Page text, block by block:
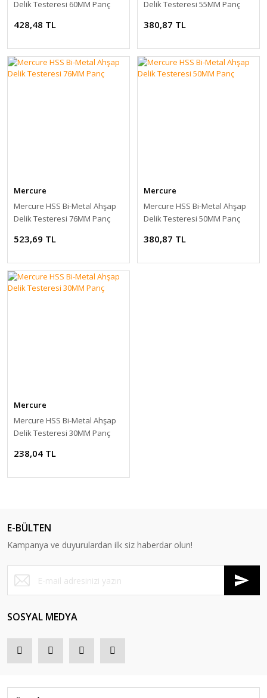
Delik Testeresi 60MM Panç
428,48 TL
Delik Testeresi 55MM Panç
380,87 TL
Mercure
Mercure HSS Bi-Metal Ahşap
Delik Testeresi 76MM Panç
523,69 TL
Mercure
Mercure HSS Bi-Metal Ahşap
Delik Testeresi 50MM Panç
380,87 TL
Mercure
Mercure HSS Bi-Metal Ahşap
Delik Testeresi 30MM Panç
238,04 TL
E-BÜLTEN
Kampanya ve duyurulardan ilk siz haberdar olun!
SOSYAL MEDYA